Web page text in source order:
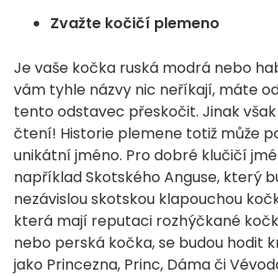
Zvažte kočičí plemeno
Je vaše kočka ruská modrá nebo
vám tyhle názvy nic neříkají, máte
tento odstavec přeskočit. Jinak
čtení! Historie plemene totiž může
unikátní jméno. Pro dobré klučičí
například Skotského Anguse, který
nezávislou skotskou klapouchou
která mají reputaci rozhýčkané
nebo perská kočka, se budou hodit
jako Princezna, Princ, Dáma či